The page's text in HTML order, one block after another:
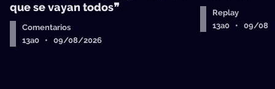
que se vayan todos❞
Comentarios
13a0 • 09/08/2026
Replay
13a0 • 09/08/